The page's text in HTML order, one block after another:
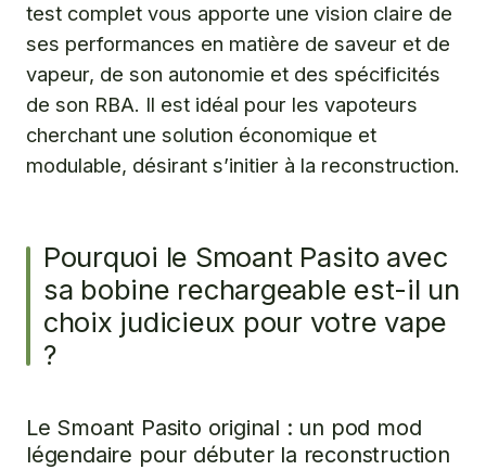
Où acheter votre Smoant Pasito et ses accessoires, y
compris la bobine rechargeable ?
Questions fréquentes
test complet vous apporte une vision claire de
ses performances en matière de saveur et de
vapeur, de son autonomie et des spécificités
de son RBA. Il est idéal pour les vapoteurs
cherchant une solution économique et
modulable, désirant s’initier à la reconstruction.
Pourquoi le Smoant Pasito avec
sa bobine rechargeable est-il un
choix judicieux pour votre vape
?
Le Smoant Pasito original : un pod mod
légendaire pour débuter la reconstruction